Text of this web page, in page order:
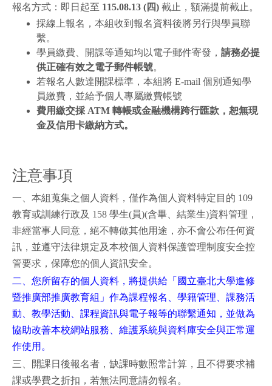
報名方式：即日起至 115.08.13 (四) 截止，額滿提前截止。
採線上報名，本組收到報名資料後將另行與學員聯
繫。
學員繳費、開課等通知均以電子郵件寄發， 請務必提
供正確有效之電子郵件帳號。
若報名人數達開課標準，本組將 E-mail 個別通知學
員繳費，並給予個人專屬繳費帳號
費用繳交採 ATM 轉帳或金融機構跨行匯款，恕無現
金及信用卡繳納方式。
注意事項
一、本組蒐集之個人資料，僅作為個人資料特定目的 109
教育或訓練行政及 158 學生(員)(含畢、結業生)資料管理，
非經當事人同意，絕不轉做其他用途，亦不會公布任何資
訊，並遵守法律規定及本校個人資料保護管理制度安全控
管要求，保障您的個人資訊安全。
二、您所留存的個人資料，將提供給「國立臺北大學進修
暨推廣部推廣教育組」作為課程報名、學籍管理、課務活
動、教學活動、課程資訊與電子報等的聯繫通知，並做為
協助改善本校網站服務、維護系統與資料庫安全與正常運
作使用。
三、開課日後報名者，缺課時數照常計算，且不得要求補
課或學費之折扣，若無法同意請勿報名。